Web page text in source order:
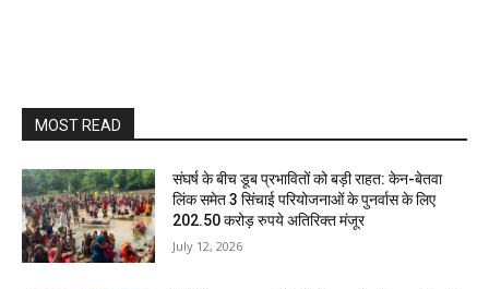
MOST READ
संघर्ष के बीच डूब प्रभावितों को बड़ी राहत: केन-बेतवा
लिंक समेत 3 सिंचाई परियोजनाओं के पुनर्वास के लिए
202.50 करोड़ रुपये अतिरिक्त मंजूर
July 12, 2026